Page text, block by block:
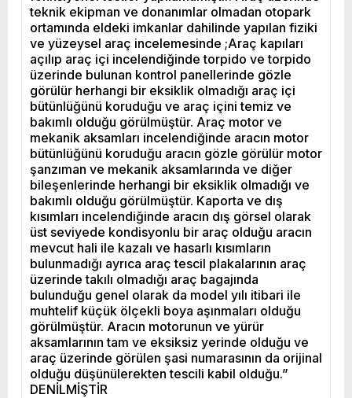
teknik ekipman ve donanımlar olmadan otopark
ortamında eldeki imkanlar dahilinde yapılan fiziki
ve yüzeysel araç incelemesinde ;Araç kapıları
açılıp araç içi incelendiğinde torpido ve torpido
üzerinde bulunan kontrol panellerinde gözle
görülür herhangi bir eksiklik olmadığı araç içi
bütünlüğünü koruduğu ve araç içini temiz ve
bakımlı olduğu görülmüştür. Araç motor ve
mekanik aksamları incelendiğinde aracın motor
bütünlüğünü koruduğu aracın gözle görülür motor
şanzıman ve mekanik aksamlarında ve diğer
bileşenlerinde herhangi bir eksiklik olmadığı ve
bakımlı olduğu görülmüştür. Kaporta ve dış
kısımları incelendiğinde aracın dış görsel olarak
üst seviyede kondisyonlu bir araç olduğu aracın
mevcut hali ile kazalı ve hasarlı kısımların
bulunmadığı ayrıca araç tescil plakalarının araç
üzerinde takılı olmadığı araç bagajında
bulunduğu genel olarak da model yılı itibari ile
muhtelif küçük ölçekli boya aşınmaları olduğu
görülmüştür. Aracın motorunun ve yürür
aksamlarının tam ve eksiksiz yerinde olduğu ve
araç üzerinde görülen şasi numarasının da orijinal
olduğu düşünülerekten tescili kabil olduğu.”
DENİLMİŞTİR